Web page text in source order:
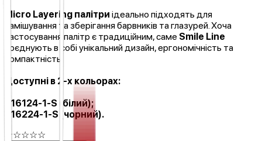
Micro Layering палітри ідеально підходять для
замішування та зберігання барвників та глазурей. Хоча
застосування палітр є традиційним, саме Smile Line
поєднують в собі унікальний дизайн, ергономічність та
компактність.
Доступні в 2-х кольорах:
- 16124-1-S (білий);
- 16224-1-S (чорний).
☆☆☆☆☆